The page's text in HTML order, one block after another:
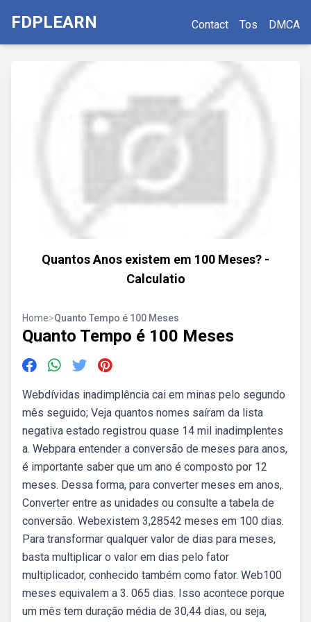
FDPLEARN Contact Tos DMCA
Quantos Anos existem em 100 Meses? -
Calculatio
Home>Quanto Tempo é 100 Meses
Quanto Tempo é 100 Meses
Webdívidas inadimplência cai em minas pelo segundo
mês seguido; Veja quantos nomes saíram da lista
negativa estado registrou quase 14 mil inadimplentes
a. Webpara entender a conversão de meses para anos,
é importante saber que um ano é composto por 12
meses. Dessa forma, para converter meses em anos,.
Converter entre as unidades ou consulte a tabela de
conversão. Webexistem 3,28542 meses em 100 dias.
Para transformar qualquer valor de dias para meses,
basta multiplicar o valor em dias pelo fator
multiplicador, conhecido também como fator. Web100
meses equivalem a 3. 065 dias. Isso acontece porque
um mês tem duração média de 30,44 dias, ou seja,